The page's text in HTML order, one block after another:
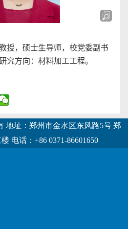
授，硕士生导师，校党委副书
究方向：材料加工工程。
地址：郑州市金水区东风路5号 郑
电话：+86 0371-86601650